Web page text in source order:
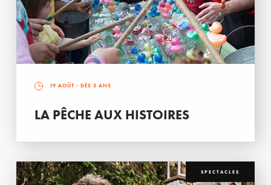
19 AOÛT - DÈS 3 ANS
LA PÊCHE AUX HISTOIRES
SPECTACLES